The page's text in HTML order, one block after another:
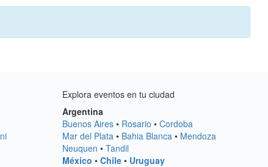
Explora eventos en tu ciudad
Argentina
Buenos Aires • Rosario •Cordoba
Mar del Plata • Bahia Blanca • Mendoza
Neuquen •Tandil
México •Chile • Uruguay